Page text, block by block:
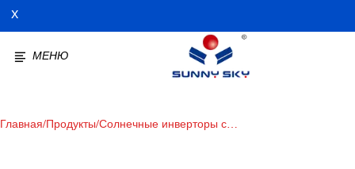
X
МЕНЮ
Главная/ Продукты/Солнечные инверторы с